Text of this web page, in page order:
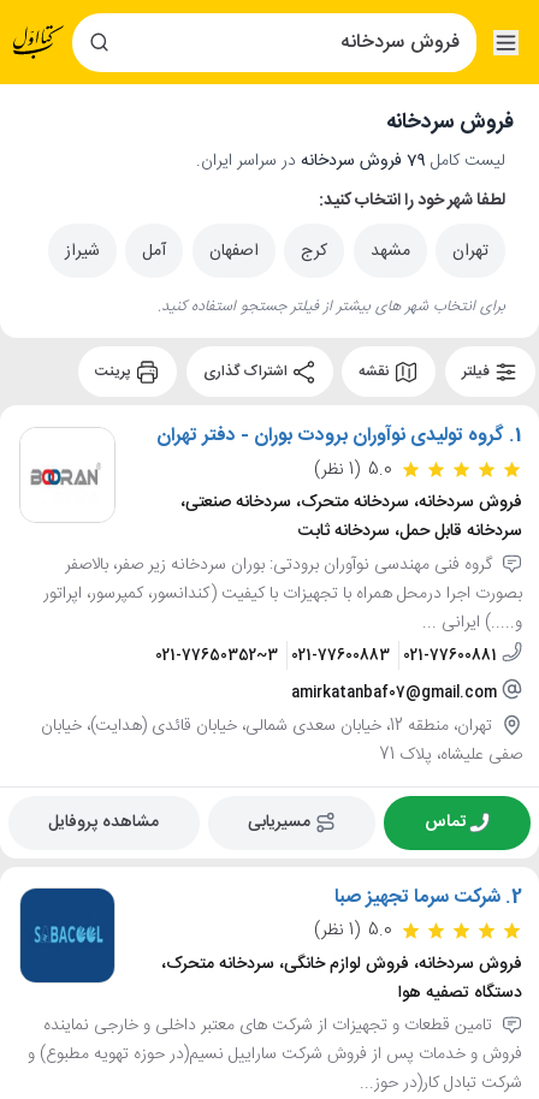
فروش سردخانه
لیست کامل 79 فروش سردخانه
در سراسر ایران.
لطفا شهر خود را انتخاب کنید:
تهران
مشهد کرج اصفهان آمل شیراز
برای انتخاب شهر های بیشتر از فیلتر جستجو استفاده کنید.
فیلتر نقشه
1. گروه تولیدی نوآوران برودت بوران - دفتر تهران
5.0 (1 نظر)
فروش سردخانه، سردخانه متحرک، سردخانه صنعتی،
سردخانه قابل حمل، سردخانه ثابت
گروه فنی مهندسی نوآوران برودتی: بوران سردخانه زیر صفر، بالاصفر
بصورت اجرا درمحل همراه با تجهیزات با کیفیت (کندانسور، کمپرسور، اپراتور
و.....) ایرانی ...
021-77600881
021-77600883
021-77650352~3
amirkatanbaf07@gmail.com
تهران، منطقه 12، خیابان سعدی شمالی، خیابان قائدی (هدایت)، خیابان
صفی علیشاه، پلاک 71
تماس مسیریابی مشاهده پروفایل
2. شرکت سرما تجهیز صبا
5.0 (1 نظر)
فروش سردخانه، فروش لوازم خانگی، سردخانه متحرک،
دستگاه تصفیه هوا
تامین قطعات و تجهیزات از شرکت های معتبر داخلی و خارجی نماینده
فروش و خدمات پس از فروش شرکت ساراییل نسیم(در حوزه تهویه مطبوع) و
شرکت تبادل کار(در حوز...